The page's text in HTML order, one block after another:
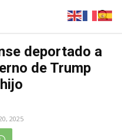
deportado a
de Trump
2025